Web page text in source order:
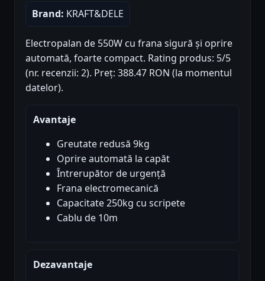
Brand: KRAFT&DELE
Electropalan de 550W cu frana sigură și oprire
automată, foarte compact. Rating produs: 5/5
(nr. recenzii: 2). Preț: 388.47 RON (la momentul
datelor).
Avantaje
Greutate redusă 9kg
Oprire automată la capăt
Întrerupător de urgență
Frana electromecanică
Capacitate 250kg cu scripete
Cablu de 10m
Dezavantaje